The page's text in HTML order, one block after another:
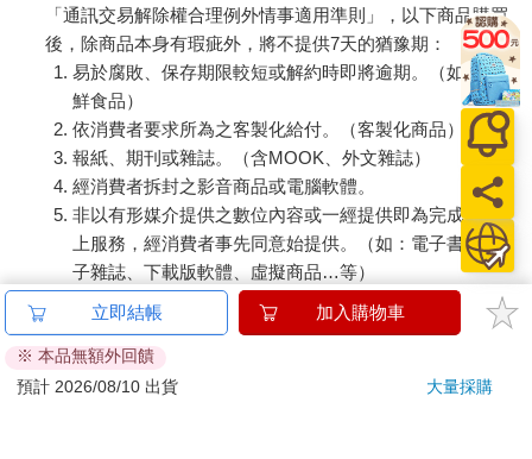
「通訊交易解除權合理例外情事適用準則」，以下商品購買
後，除商品本身有瑕疵外，將不提供7天的猶豫期：
易於腐敗、保存期限較短或解約時即將逾期。（如：生
鮮食品）
依消費者要求所為之客製化給付。（客製化商品）
報紙、期刊或雜誌。（含MOOK、外文雜誌）
經消費者拆封之影音商品或電腦軟體。
非以有形媒介提供之數位內容或一經提供即為完成之線
上服務，經消費者事先同意始提供。（如：電子書、電
子雜誌、下載版軟體、虛擬商品…等）
已拆封之個人衛生用品。（如：內衣褲、刮鬍刀、除毛
若非上列種類商品，均享有到貨7天的猶豫期（含例假
日）。
立即結帳 加入購物車
※ 本品無額外回饋
預計 2026/08/10 出貨
大量採購